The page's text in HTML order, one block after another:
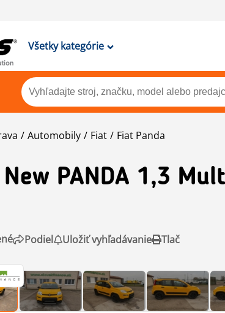
Všetky kategórie
Automobily Fiat Fiat Panda
New PANDA 1,3
Podiel Uložiť vyhľadávanie Tlač